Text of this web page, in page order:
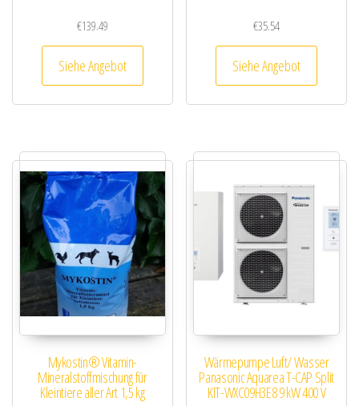
€139.49
Siehe Angebot
€35.54
Siehe Angebot
Mykostin® Vitamin-
Mineralstoffmischung für
Kleintiere aller Art 1,5 kg
Wärmepumpe Luft/ Wasser
Panasonic Aquarea T-CAP Split
KIT-WXC09H3E8 9 kW 400 V